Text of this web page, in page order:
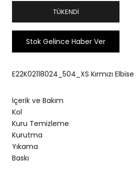
TÜKENDI
Stok Gelince Haber Ver
E22K02118024_504_XS Kırmızı Elbise
İçerik ve Bakım
Kol
Kuru Temizleme
Kurutma
Yıkama
Baskı